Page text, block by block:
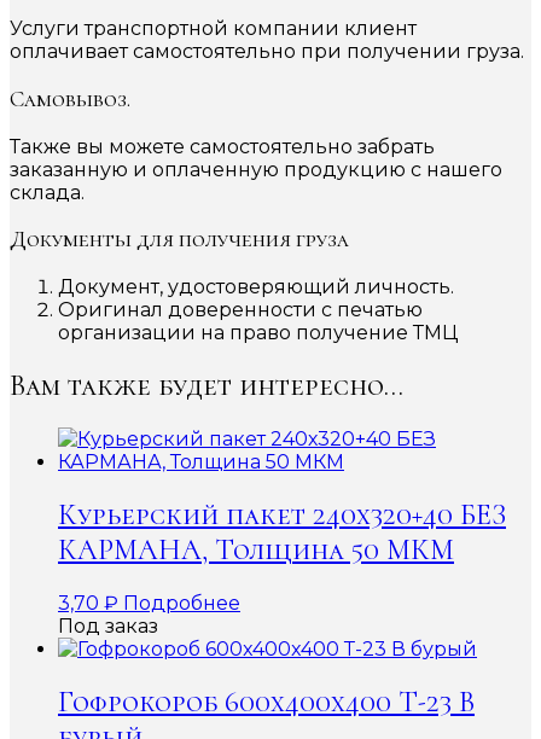
Услуги транспортной компании клиент
оплачивает самостоятельно при получении груза.
Самовывоз.
Также вы можете самостоятельно забрать
заказанную и оплаченную продукцию с нашего
склада.
Документы для получения груза
Документ, удостоверяющий личность.
Оригинал доверенности с печатью
организации на право получение ТМЦ
Вам также будет интересно…
Курьерский пакет 240х320+40 БЕЗ
КАРМАНА, Толщина 50 МКМ
3,70 ₽ Подробнее
Под заказ
Гофрокороб 600x400x400 Т-23 В